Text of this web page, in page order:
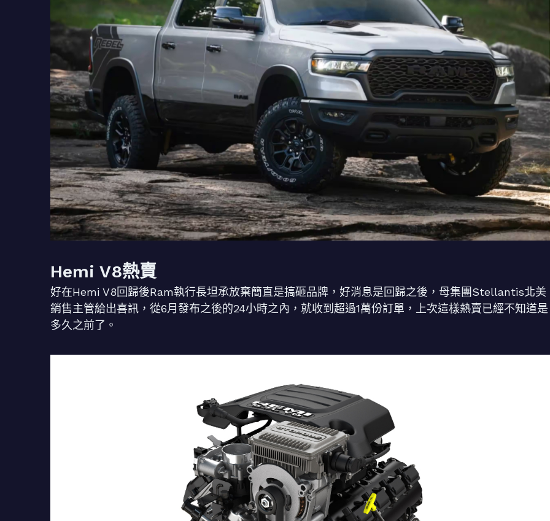
Hemi V8熱賣
好在Hemi V8回歸後Ram執行長坦承放棄簡直是搞砸品牌，好消息是回歸之後，母集團Stellantis北美
銷售主管給出喜訊，從6月發布之後的24小時之內，就收到超過1萬份訂單，上次這樣熱賣已經不知道是
多久之前了。